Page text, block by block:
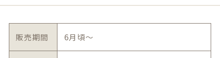
販売期間 6月頃〜